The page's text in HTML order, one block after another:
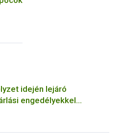
idején lejáró
engedélyekkel